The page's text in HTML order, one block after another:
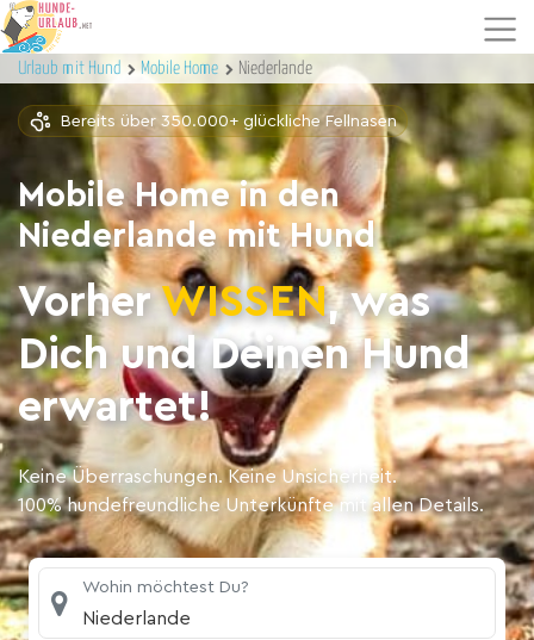
Urlaub mit Hund Mobile Home Niederlande
Bereits über 350.000+ glückliche Fellnasen
Mobile Home in den
Niederlande mit Hund
VorherWISSEN, was
Dich und Deinen Hund
erwartet!
Keine Überraschungen. Keine Unsicherheit.
100% hundefreundliche Unterkünfte mit allen Details.
Wohin möchtest Du?
Niederlande